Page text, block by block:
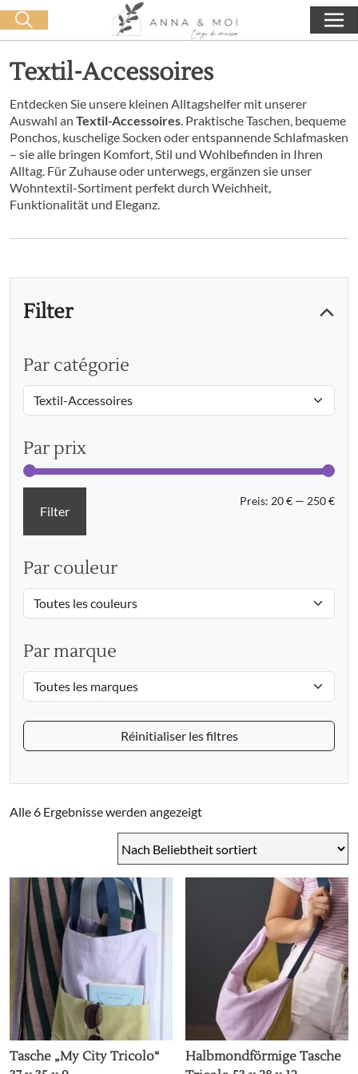
Kostenlose Lieferung ab 60€ Einkauf 0,00€
Suche starten
Textil-Accessoires
Entdecken Sie unsere kleinen Alltagshelfer mit unserer
Auswahl an Textil-Accessoires. Praktische Taschen, bequeme
Ponchos, kuschelige Socken oder entspannende Schlafmasken
– sie alle bringen Komfort, Stil und Wohlbefinden in Ihren
Alltag. Für Zuhause oder unterwegs, ergänzen sie unser
Wohntextil-Sortiment perfekt durch Weichheit,
Funktionalität und Eleganz.
Filter
Par catégorie
Par prix
Min.
Max.
Filter
Preis: 20 € — 250 €
Par couleur
Par marque
Réinitialiser les filtres
Alle 6 Ergebnisse werden angezeigtNach
sortiert
Tasche „My City Tricolo“
Halbmondförmige Tasche